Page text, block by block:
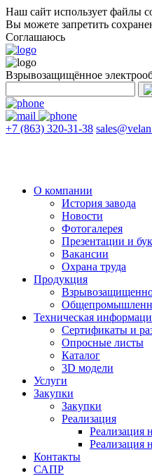
Наш сайт использует файлы
Вы можете запретить
Соглашаюсь
Взрывозащищённое
+7 (863) 320-31-38
О компании
История завода
Новости
Фотогалерея
Презентации и
Вакансии
Охрана труда
Продукция
Техническая
Сертификаты и
Опросные листы
Каталог
3D модели
Услуги
Закупки
Закупки
Реализация
Реализация
Реализация
Контакты
САПР